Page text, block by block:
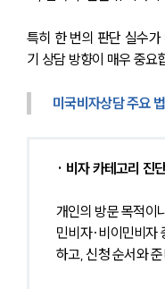
특히 한 번의 판단 실수
기 상담 방향이 매우 중요
미국비자상담 주요
· 비자 카테고리 진
개인의 방문 목적이
민비자·비이민비자
하고, 신청 순서와